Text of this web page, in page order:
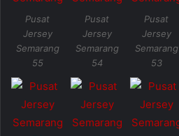
Pusat
Jersey
Semarang
55
Pusat
Jersey
Semarang
54
Pusat
Jersey
Semarang
53